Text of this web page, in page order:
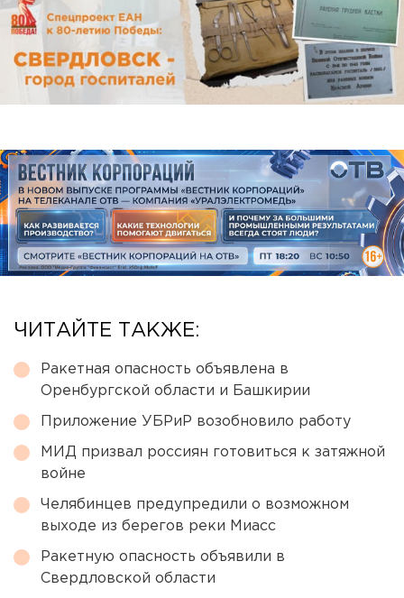
ЧИТАЙТЕ ТАКЖЕ:
Ракетная опасность объявлена в
Оренбургской области и Башкирии
Приложение УБРиР возобновило работу
МИД призвал россиян готовиться к затяжной
войне
Челябинцев предупредили о возможном
выходе из берегов реки Миасс
Ракетную опасность объявили в
Свердловской области